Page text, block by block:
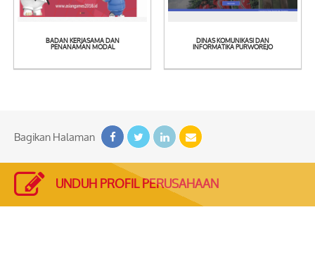
See
Detail
BADAN KERJASAMA DAN
PENANAMAN MODAL See
Detail
DINAS KOMUNIKASI DAN
INFORMATIKA PURWOREJO
Bagikan Halaman
UNDUH PROFIL PERUSAHAAN